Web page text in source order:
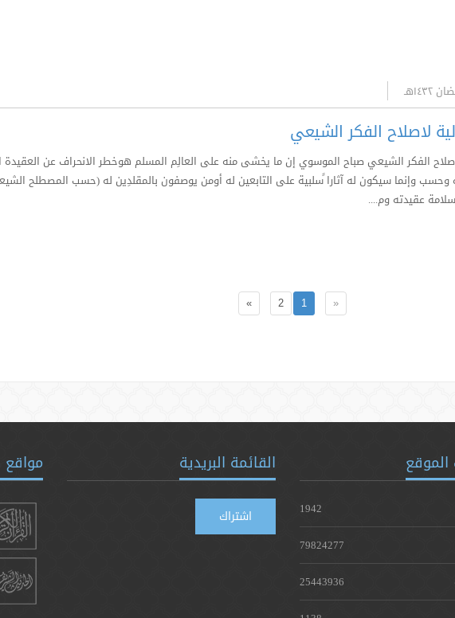
لاصلاح الفكر الشيعي
الفكر الشيعي صباح الموسوي إن ما يخشى منه على العالِم المسلم هوخطر الانحراف عن
وحسب وإنما سيكون له آثارا ًسلبية على التابعين له أومن يوصفون بالمقلدِين له (حسب المصطلح
عقيدته وم....
«
1
2
»
الموقع
1942
79824277
25443936
القائمة البريدية
اشتراك